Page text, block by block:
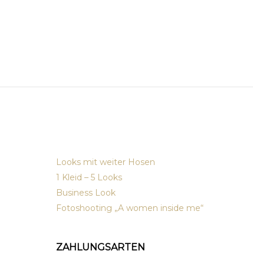
Looks mit weiter Hosen
1 Kleid – 5 Looks
Business Look
Fotoshooting „A women inside me“
ZAHLUNGSARTEN